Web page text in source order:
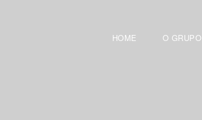
HOME O GRUPO